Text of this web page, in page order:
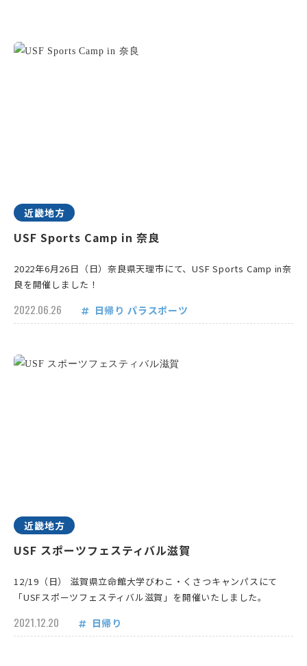
近畿地方
USF Sports Camp in 奈良
2022年6月26日（日）奈良県天理市にて、USF Sports Camp in奈
良を開催しました！
2022.06.26 日帰り パラスポーツ
近畿地方
USF スポーツフェスティバル滋賀
12/19（日） 滋賀県立命館大学びわこ・くさつキャンパスにて
「USFスポーツフェスティバル滋賀」を開催いたしました。
2021.12.20 日帰り